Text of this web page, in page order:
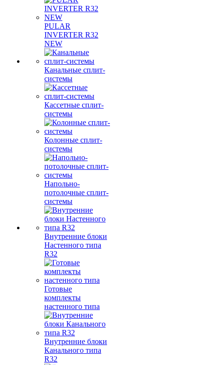
PULAR
INVERTER R32
NEW
Канальные сплит-
системы
Кассетные сплит-
системы
Колонные сплит-
системы
Напольно-
потолочные сплит-
системы
Внутренние блоки
Настенного типа
R32
Готовые
комплекты
настенного типа
Внутренние блоки
Канального типа
R32